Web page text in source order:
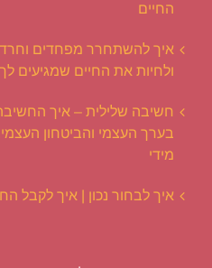
החיים
איך להשתחרר מפחדים
ולחיות את החיים שמגיעים לך
חשיבה שלילית – איך
בערך העצמי והביטחון
מידי
איך לבחור נכון | איך לקבל